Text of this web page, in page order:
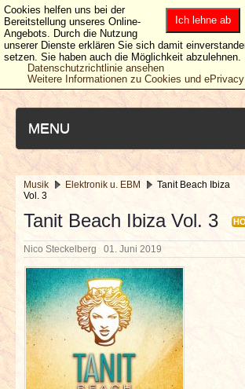
MENU
NEUESTE ARTIKEL
NEWS & DATES
BERICHTE
VERLOSUNGEN
INTERVIEWS
Musik Elektronik u. EBM
Tanit Beach Ibiza
Vol. 3
Tanit Beach Ibiza Vol. 3
Nico Steckelberg 01. Juni 2019
Ich lehne ab
Cookies helfen uns bei der
Bereitstellung unseres Online-
Angebots. Durch die Nutzung
unserer Dienste erklären Sie sich damit
setzen. Sie haben auch die Möglichkeit abzulehnen.
Datenschutzrichtlinie ansehen
Weitere Informationen zu Cookies und ePrivacy